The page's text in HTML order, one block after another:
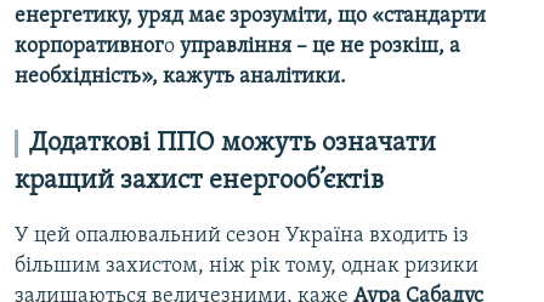
енергетику, уряд має зрозуміти, що «стандарти
корпоративного управління – це не розкіш, а
необхідність», кажуть аналітики.
Додаткові ППО можуть означати
кращий захист енергооб’єктів
У цей опалювальний сезон Україна входить із
більшим захистом, ніж рік тому, однак ризики
залишаються величезними, каже Аура Сабадус